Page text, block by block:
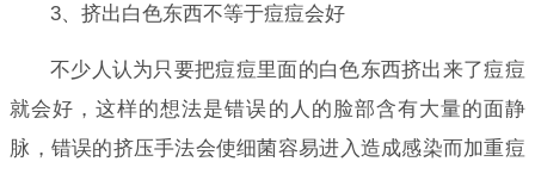
3、挤出白色东西不等于痘痘会好
不少人认为只要把痘痘里面的白色东西挤出来了痘痘
就会好，这样的想法是错误的人的脸部含有大量的面静
脉，错误的挤压手法会使细菌容易进入造成感染而加重痘